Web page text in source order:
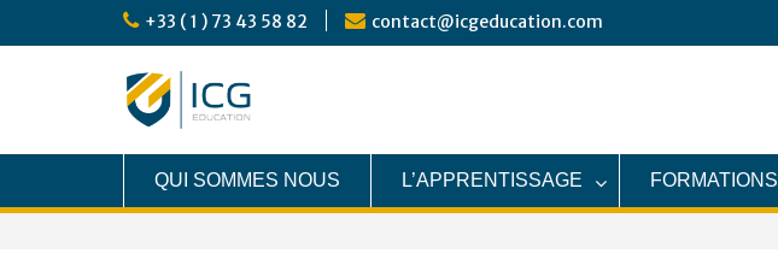
+33 ( 1 ) 73 43 58 82
contact@icgeducation.com
QUI SOMMES NOUS L’APPRENTISSAGE FORMATIONS